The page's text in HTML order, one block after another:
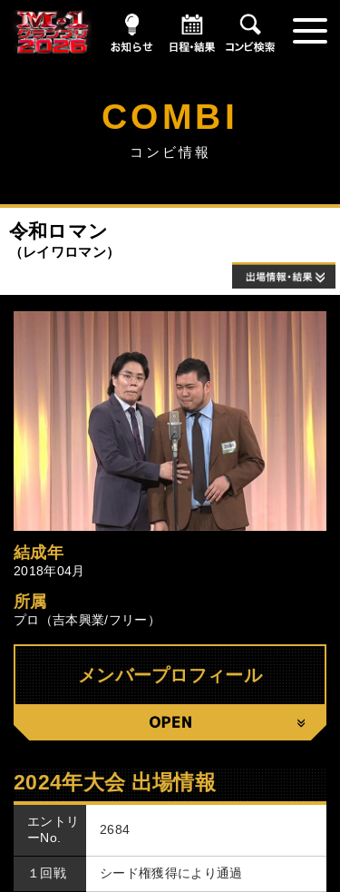
COMBI
コンビ情報
令和ロマン
レイワロマン
結成年
2018年04月
所属
プロ（吉本興業/フリー）
メンバープロフィール
2024年大会 出場情報
エントリ
ーNo.
2684
１回戦 シード権獲得により通過